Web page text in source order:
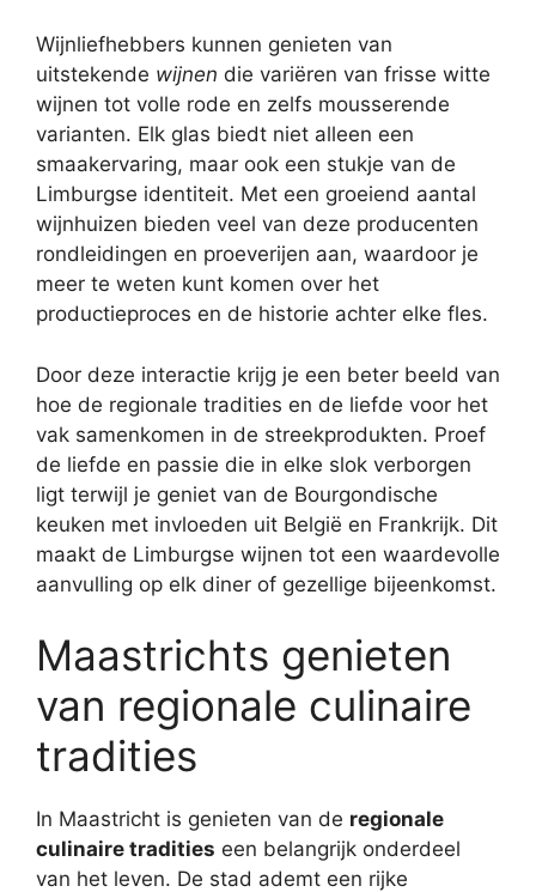
Wijnliefhebbers kunnen genieten van
uitstekende wijnen die variëren van frisse witte
wijnen tot volle rode en zelfs mousserende
varianten. Elk glas biedt niet alleen een
smaakervaring, maar ook een stukje van de
Limburgse identiteit. Met een groeiend aantal
wijnhuizen bieden veel van deze producenten
rondleidingen en proeverijen aan, waardoor je
meer te weten kunt komen over het
productieproces en de historie achter elke fles.
Door deze interactie krijg je een beter beeld van
hoe de regionale tradities en de liefde voor het
vak samenkomen in de streekprodukten. Proef
de liefde en passie die in elke slok verborgen
ligt terwijl je geniet van de Bourgondische
keuken met invloeden uit België en Frankrijk. Dit
maakt de Limburgse wijnen tot een waardevolle
aanvulling op elk diner of gezellige bijeenkomst.
Maastrichts genieten
van regionale culinaire
tradities
In Maastricht is genieten van de regionale
culinaire tradities een belangrijk onderdeel
van het leven. De stad ademt een rijke